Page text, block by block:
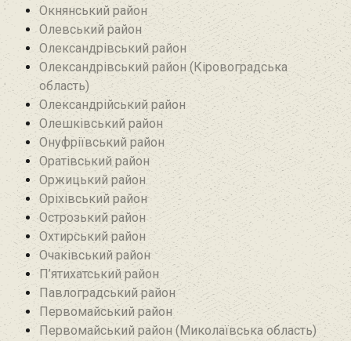
Окнянський район
Олевський район‎
Олександрівський район
Олександрівський район (Кіровоградська
область)
Олександрійський район
Олешківський район
Онуфріївський район‎
Оратівський район
Оржицький район
Оріхівський район
Острозький район
Охтирський район
Очаківський район
П’ятихатський район
Павлоградський район
Первомайський район
Первомайський район (Миколаївська область)